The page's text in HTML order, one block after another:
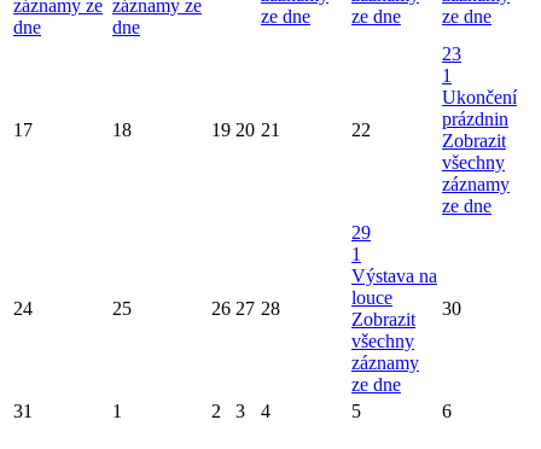
záznamy ze
dne
záznamy ze
dne
ze dne
ze dne
ze dne
17 18 19 20 21 22
23
1
Ukončení
prázdnin
Zobrazit
všechny
záznamy
ze dne
24 25 26 27 28
29
1
Výstava na
louce
Zobrazit
všechny
záznamy
ze dne
30
31 1 2 3 4 5 6